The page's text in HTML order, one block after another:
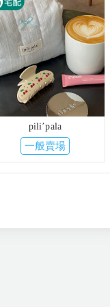
pili’pala
一般賣場